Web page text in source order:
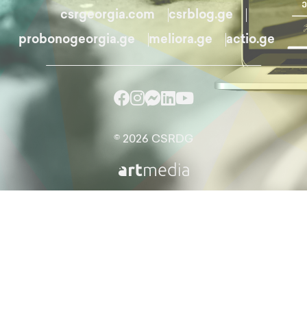
csrgeorgia.com
csrblog.ge
probonogeorgia.ge
meliora.ge actio.ge
© 2026 CSRDG